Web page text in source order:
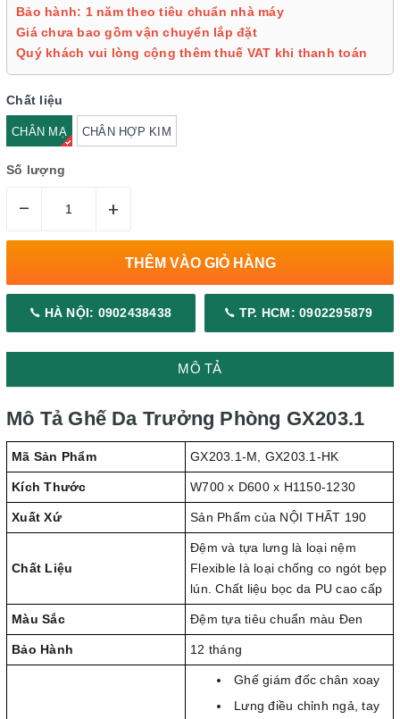
Bảo hành: 1 năm theo tiêu chuẩn nhà máy
Giá chưa bao gồm vận chuyển lắp đặt
Quý khách vui lòng cộng thêm thuế VAT khi thanh toán
Chất liệu
CHÂN MẠ CHÂN HỢP KIM
Số lượng
– +
THÊM VÀO GIỎ HÀNG
HÀ NỘI: 0902438438 TP. HCM: 0902295879
MÔ TẢ
Mô Tả Ghế Da Trưởng Phòng GX203.1
Mã Sản Phẩm GX203.1-M, GX203.1-HK
Kích Thước W700 x D600 x H1150-1230
Xuất Xứ Sản Phẩm của NỘI THẤT 190
Chất Liệu
Đệm và tựa lưng là loại nệm
Flexible là loại chống co ngót bẹp
lún. Chất liệu bọc da PU cao cấp
Màu Sắc Đệm tựa tiêu chuẩn màu Đen
Bảo Hành 12 tháng
Ghế giám đốc chân xoay
Lưng điều chỉnh ngả, tay